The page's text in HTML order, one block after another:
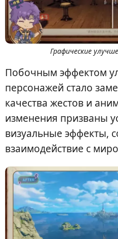
Графические
Побочным эффектом
персонажей стало
качества жестов и
изменения призваны
визуальные эффекты,
взаимодействие с